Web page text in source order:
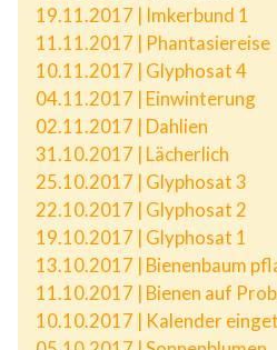
19.11.2017 | Imkerbund 1
11.11.2017 | Phantasiereise
10.11.2017 | Glyphosat 4
04.11.2017 | Einwinterung
02.11.2017 | Dahlien
31.10.2017 | Lächerlich
25.10.2017 | Glyphosat 3
22.10.2017 | Glyphosat 2
19.10.2017 | Glyphosat 1
13.10.2017 | Bienenbaum
11.10.2017 | Bienen auf
10.10.2017 | Kalender